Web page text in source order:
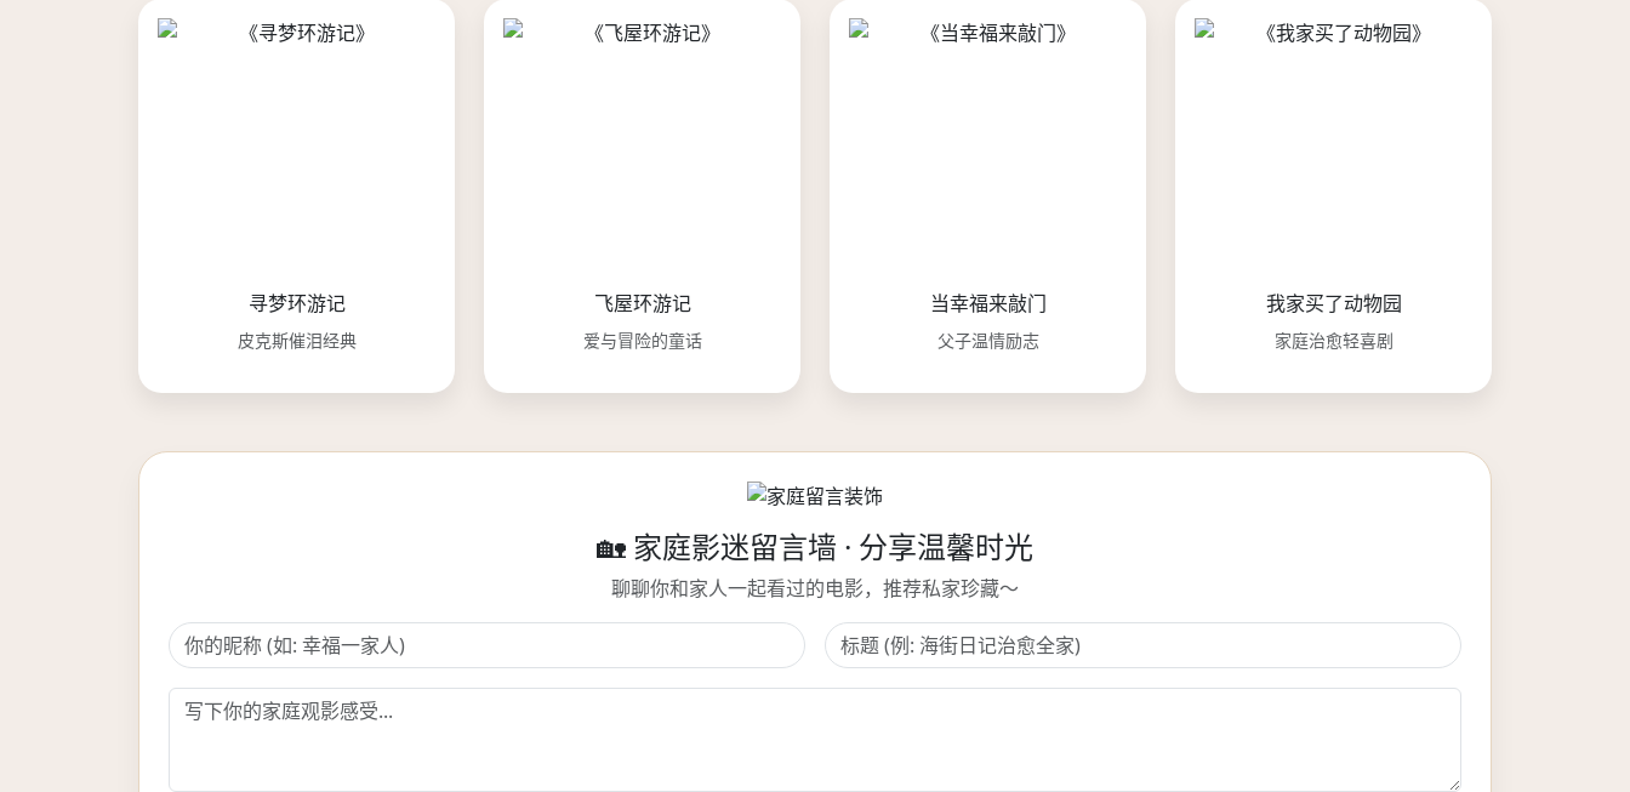
寻梦环游记
皮克斯催泪经典
飞屋环游记
爱与冒险的童话
当幸福来敲门
父子温情励志
我家买了动物园
家庭治愈轻喜剧
🏡 家庭影迷留言墙 · 分享温馨时光
聊聊你和家人一起看过的电影，推荐私家珍藏～